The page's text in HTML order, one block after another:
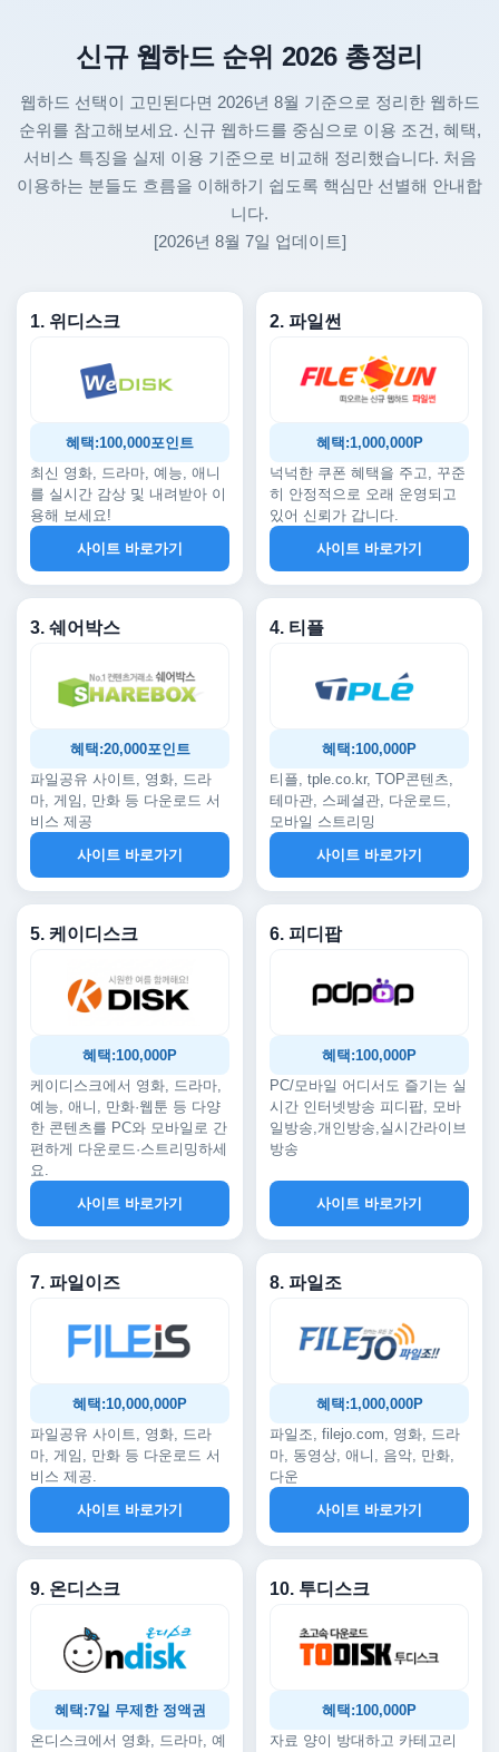
신규 웹하드 순위 2026 총정리
웹하드 선택이 고민된다면 2026년 8월 기준으로 정리한 웹하드
순위를 참고해보세요. 신규 웹하드를 중심으로 이용 조건, 혜택,
서비스 특징을 실제 이용 기준으로 비교해 정리했습니다. 처음
이용하는 분들도 흐름을 이해하기 쉽도록 핵심만 선별해 안내합
니다.
[2026년 8월 7일 업데이트]
1. 위디스크
혜택:100,000포인트
최신 영화, 드라마, 예능, 애니
를 실시간 감상 및 내려받아 이
용해 보세요!
사이트 바로가기
2. 파일썬
혜택:1,000,000P
넉넉한 쿠폰 혜택을 주고, 꾸준
히 안정적으로 오래 운영되고
있어 신뢰가 갑니다.
사이트 바로가기
3. 쉐어박스
혜택:20,000포인트
파일공유 사이트, 영화, 드라
마, 게임, 만화 등 다운로드 서
비스 제공
사이트 바로가기
4. 티플
혜택:100,000P
티플, tple.co.kr, TOP콘텐츠,
테마관, 스페셜관, 다운로드,
모바일 스트리밍
사이트 바로가기
5. 케이디스크
혜택:100,000P
케이디스크에서 영화, 드라마,
예능, 애니, 만화·웹툰 등 다양
한 콘텐츠를 PC와 모바일로 간
편하게 다운로드·스트리밍하세
요.
사이트 바로가기
6. 피디팝
혜택:100,000P
PC/모바일 어디서도 즐기는 실
시간 인터넷방송 피디팝, 모바
일방송,개인방송,실시간라이브
방송
사이트 바로가기
7. 파일이즈
혜택:10,000,000P
파일공유 사이트, 영화, 드라
마, 게임, 만화 등 다운로드 서
비스 제공.
사이트 바로가기
8. 파일조
혜택:1,000,000P
파일조, filejo.com, 영화, 드라
마, 동영상, 애니, 음악, 만화,
다운
사이트 바로가기
9. 온디스크
혜택:7일 무제한 정액권
온디스크에서 영화, 드라마, 예
10. 투디스크
혜택:100,000P
자료 양이 방대하고 카테고리